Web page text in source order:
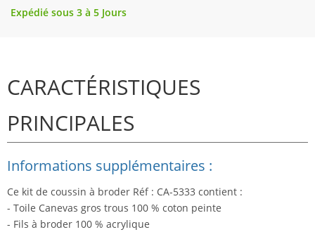
Expédié sous 3 à 5 Jours
CARACTÉRISTIQUES
PRINCIPALES
Informations supplémentaires :
Ce kit de coussin à broder Réf : CA-5333 contient :
- Toile Canevas gros trous 100 % coton peinte
- Fils à broder 100 % acrylique